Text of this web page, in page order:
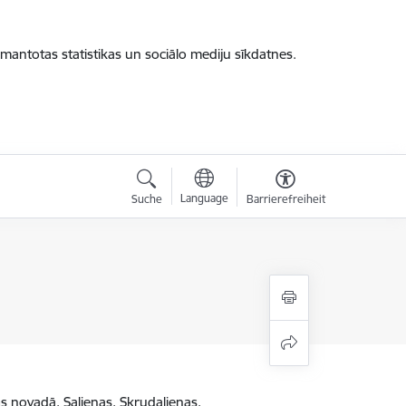
statistikas un sociālo mediju sīkdatnes.
Suche Language Barrierefreiheit
novadā, Salienas, Skrudalienas,